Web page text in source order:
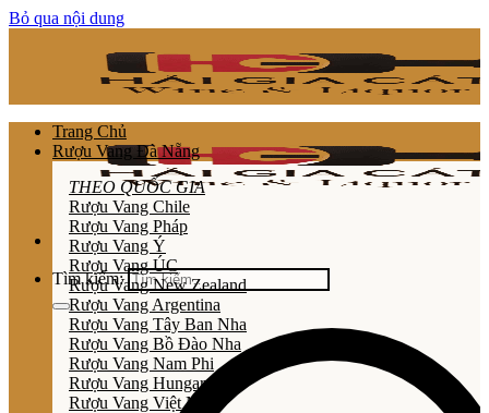
Bỏ qua nội dung
Tìm kiếm:
Trang Chủ
Rượu Vang Đà Nẵng
THEO QUỐC GIA
Rượu Vang Chile
Rượu Vang Pháp
Rượu Vang Ý
Rượu Vang ÚC
Rượu Vang New Zealand
Rượu Vang Argentina
Rượu Vang Tây Ban Nha
Rượu Vang Bồ Đào Nha
Rượu Vang Nam Phi
Rượu Vang Hungary
Rượu Vang Việt Nam